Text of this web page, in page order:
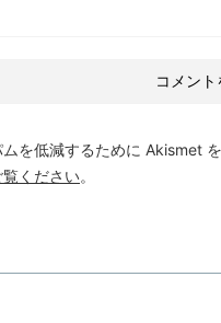
を低減するために Akismet を
ください。